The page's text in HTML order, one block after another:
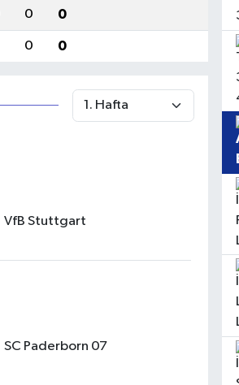
0 0
0 0
VfB Stuttgart
SC Paderborn 07